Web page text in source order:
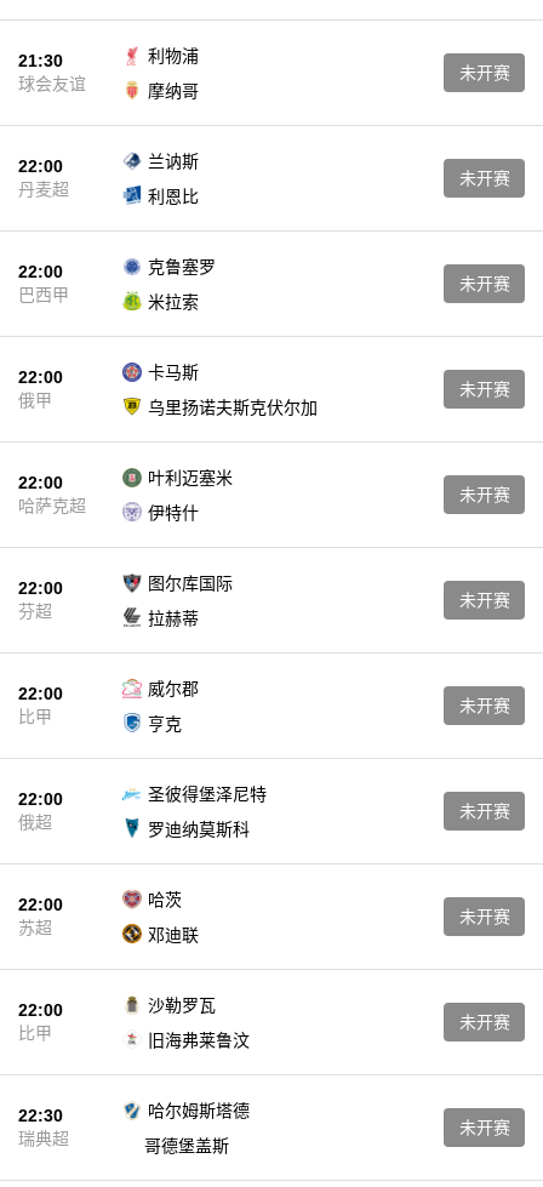
21:30
球会友谊
利物浦
摩纳哥
未开赛
22:00
丹麦超
兰讷斯
利恩比
未开赛
22:00
巴西甲
克鲁塞罗
米拉索
未开赛
22:00
俄甲
卡马斯
乌里扬诺夫斯克伏尔加
未开赛
22:00
哈萨克超
叶利迈塞米
伊特什
未开赛
22:00
芬超
图尔库国际
拉赫蒂
未开赛
22:00
比甲
威尔郡
亨克
未开赛
22:00
俄超
圣彼得堡泽尼特
罗迪纳莫斯科
未开赛
22:00
苏超
哈茨
邓迪联
未开赛
22:00
比甲
沙勒罗瓦
旧海弗莱鲁汶
未开赛
22:30
瑞典超
哈尔姆斯塔德
哥德堡盖斯
未开赛